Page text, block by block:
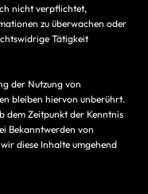
nicht verpflichtet,
zu überwachen oder
Tätigkeit
der Nutzung von
bleiben hiervon unberührt.
dem Zeitpunkt der Kenntnis
Bekanntwerden von
diese Inhalte umgehend